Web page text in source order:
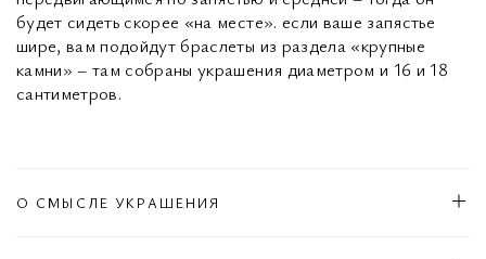
будет сидеть скорее «на месте». если ваше запястье
шире, вам подойдут браслеты из раздела «крупные
камни» – там собраны украшения диаметром и 16 и 18
сантиметров.
О СМЫСЛЕ УКРАШЕНИЯ